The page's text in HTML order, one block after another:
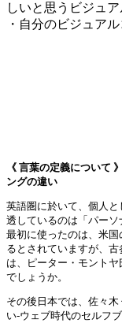
しいと思うビジュ
・自分のビジュア
《 言葉の定義について
ングの違い
英語圏に於いて、個人
透しているのは「パーソ
最初に使ったのは、米
るとされていますが、
は、ピーター・モント
でしょうか。
その後日本では、佐々
い-ウェブ時代のセルフ